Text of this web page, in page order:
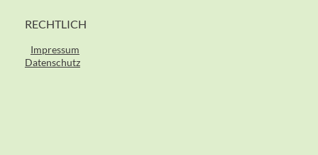
RECHTLICH
Impressum
Datenschutz